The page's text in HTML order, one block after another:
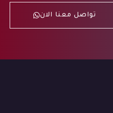
تواصل معنا الان